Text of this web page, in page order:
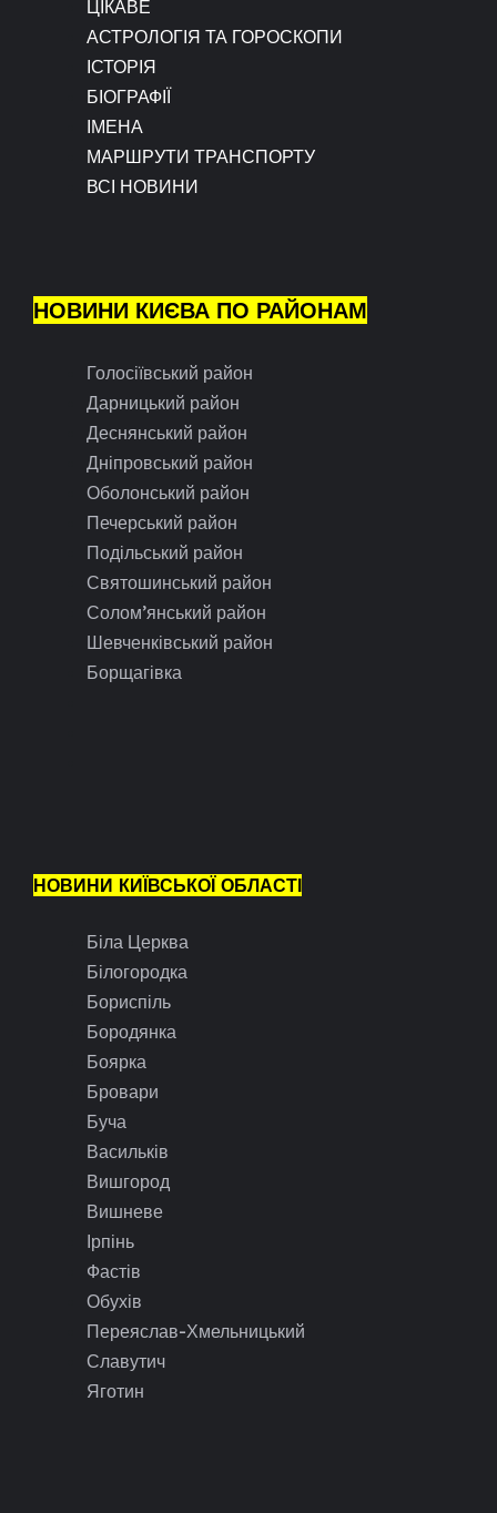
ЦІКАВЕ
АСТРОЛОГІЯ ТА ГОРОСКОПИ
ІСТОРІЯ
БІОГРАФІЇ
ІМЕНА
МАРШРУТИ ТРАНСПОРТУ
ВСІ НОВИНИ
НОВИНИ КИЄВА ПО РАЙОНАМ
Голосіївський район
Дарницький район
Деснянський район
Дніпровський район
Оболонський район
Печерський район
Подільський район
Святошинський район
Солом’янський район
Шевченківський район
Борщагівка
НОВИНИ КИЇВСЬКОЇ ОБЛАСТІ
Біла Церква
Білогородка
Бориспіль
Бородянка
Боярка
Бровари
Буча
Васильків
Вишгород
Вишневе
Ірпінь
Фастів
Обухів
Переяслав-Хмельницький
Славутич
Яготин